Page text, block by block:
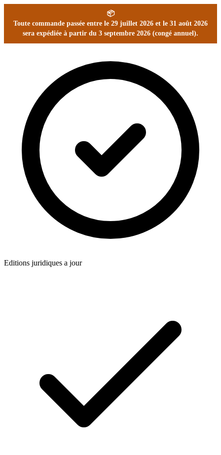
📦
Toute commande passée entre le 29 juillet 2026 et le 31 août 2026
sera expédiée à partir du 3 septembre 2026 (congé annuel).
Editions juridiques a jour